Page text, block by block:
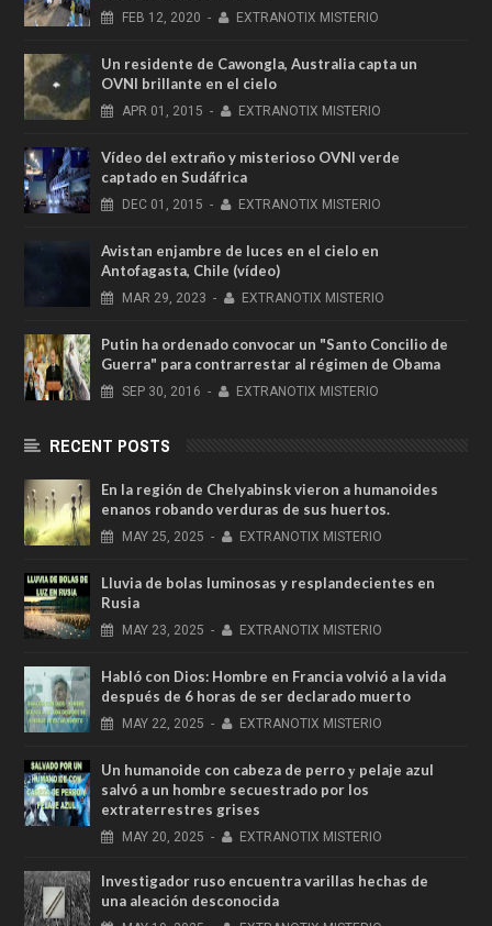
FEB 12, 2020 - EXTRANOTIX MISTERIO
Un residente de Cawongla, Australia capta un
OVNI brillante en el cielo
APR 01, 2015 - EXTRANOTIX MISTERIO
Vídeo del extraño y misterioso OVNI verde
captado en Sudáfrica
DEC 01, 2015 - EXTRANOTIX MISTERIO
Avistan enjambre de luces en el cielo en
Antofagasta, Chile (vídeo)
MAR 29, 2023 - EXTRANOTIX MISTERIO
Putin ha ordenado convocar un "Santo Concilio de
Guerra" para contrarrestar al régimen de Obama
SEP 30, 2016 - EXTRANOTIX MISTERIO
RECENT POSTS
En la región de Chelyabinsk vieron a humanoides
enanos robando verduras de sus huertos.
MAY 25, 2025 - EXTRANOTIX MISTERIO
Lluvia de bolas luminosas y resplandecientes en
Rusia
MAY 23, 2025 - EXTRANOTIX MISTERIO
Habló con Dios: Hombre en Francia volvió a la vida
después de 6 horas de ser declarado muerto
MAY 22, 2025 - EXTRANOTIX MISTERIO
Un humanoide con cabeza de perro у pelaje azul
salvó a un hombre secuestrado por los
extraterrestres grises
MAY 20, 2025 - EXTRANOTIX MISTERIO
Investigador ruso encuentra varillas hechas de
una aleación desconocida